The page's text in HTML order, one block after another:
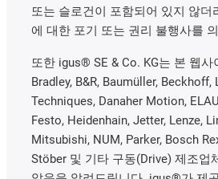
또는 슬로건이 포함되어 있지 않더
에 대한 포기 또는 권리 불행사를
또한 igus® SE & Co. KG는 본 웹
Bradley, B&R, Baumüller, Beckhoff,
Techniques, Danaher Motion,
Festo, Heidenhain, Jetter, Lenze,
Mitsubishi, NUM, Parker, Bosch
Stöber 및 기타 구동(Drive) 제조업